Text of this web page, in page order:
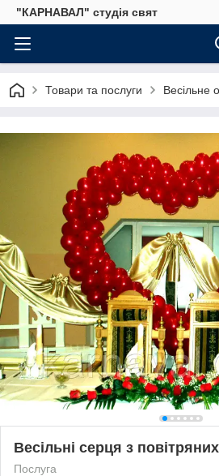
"КАРНАВАЛ" студія свят
Товари та послуги Весільне
Весільні серця з
Послуга